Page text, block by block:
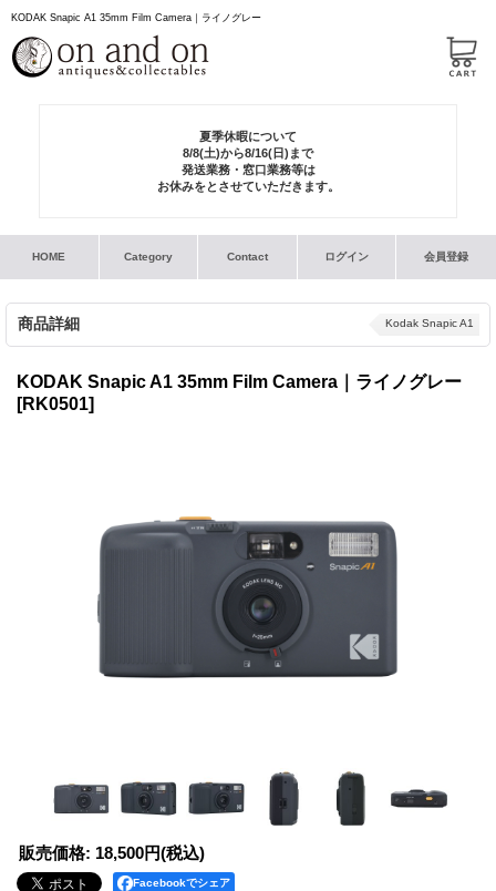
KODAK Snapic A1 35mm Film Camera｜ライノグレー
夏季休暇について
8/8(土)から8/16(日)まで
発送業務・窓口業務等は
お休みをとさせていただきます。
HOME Category Contact ログイン 会員登録
商品詳細 Kodak Snapic A1
KODAK Snapic A1 35mm Film Camera｜ライノグレー
[RK0501]
販売価格: 18,500円(税込)
Facebookでシェア